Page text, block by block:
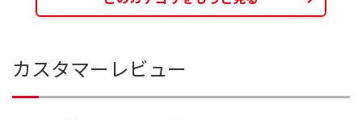
カスタマーレビュー